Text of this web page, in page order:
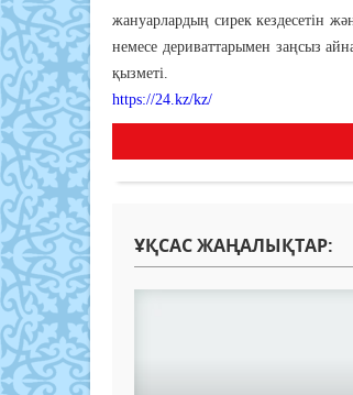
жануарлардың сирек кездесетiн
немесе дериваттарымен заңсыз
қызметі.
https://24.kz/kz/
ҰҚСАС ЖАҢАЛЫҚТАР: